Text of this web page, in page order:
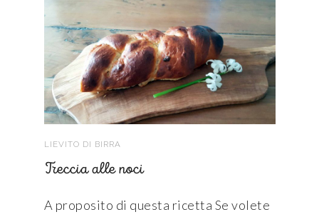
LIEVITO DI BIRRA
Treccia alle noci
A proposito di questa ricetta Se volete